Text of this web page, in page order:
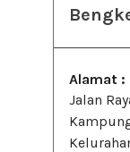
Alamat :
Jalan